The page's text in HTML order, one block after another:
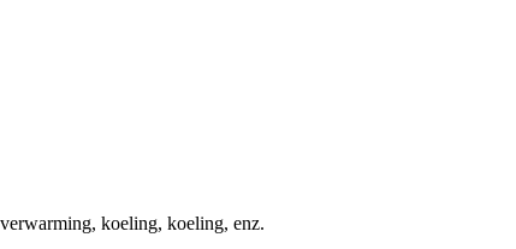
koeling, koeling, enz.